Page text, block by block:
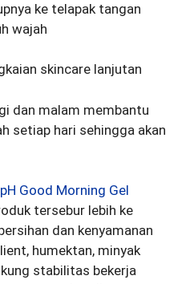
ke telapak tangan
wajah
skincare lanjutan
dan malam membantu
setiap hari sehingga akan
Good Morning Gel
tersebur lebih ke
dan kenyamanan
humektan, minyak
stabilitas bekerja